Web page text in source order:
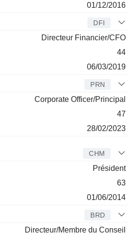
01/12/2016
DFI
Directeur Financier/CFO
44
06/03/2019
PRN
Corporate Officer/Principal
47
28/02/2023
CHM
Président
63
01/06/2014
BRD
Directeur/Membre du Conseil